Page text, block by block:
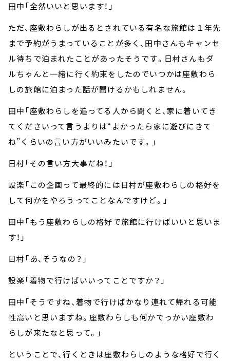
田中「全然いいと思います！」
ただ、座敷わらしが出るとされている有名な旅館は１年先
まで予約がうまっていることが多く、田中さんもキャンセ
ル待ちで泊まれたことがあったそうです。日村さんもダ
ルちゃんと一緒に行く約束をしたのでいつかは座敷わら
しの旅館に泊まった話が聞けるかもしれません。
田中「座敷わらしを追ってる人から聞くと、家に着いてき
てくださいって言うよりは“よかったら家に遊びにきて
ね”くらいの言い方がいいみたいです。」
日村「その言い方大事だね！」
設楽「この企画って最終的には日村が座敷わらしの格好を
して何かをやろうってことなんですけど。」
田中「もう座敷わらしの格好で旅館に行けばいいと思いま
す！」
日村「あ、そうなの？」
設楽「着物で行けばいいってことですか？」
田中「そうですね、着物で行けばかなり連れて帰れる可能
性高いと思いますね。座敷わらしも何かでっかい座敷わ
らしが来たなと思って。」
ということで、行くときは座敷わらしのような格好で行く